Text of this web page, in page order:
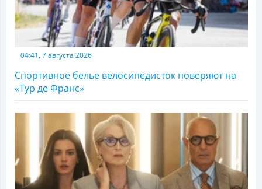
04:41, 7 августа 2026
Спортивное белье велосипедисток поверяют на
«Тур де Франс»